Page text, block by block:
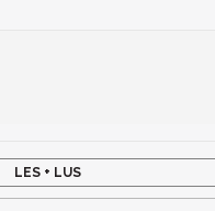
LES + LUS